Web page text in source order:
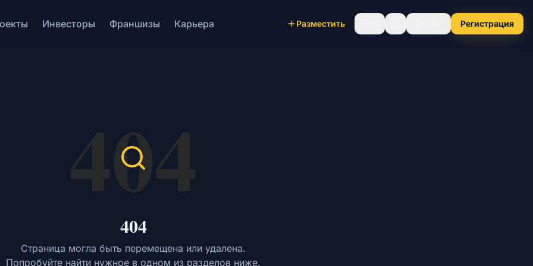
Инвесторы Франшизы Карьера Разместить Регистрация
404
404
Страница могла быть перемещена или удалена.
Попробуйте найти нужное в одном из разделов ниже.